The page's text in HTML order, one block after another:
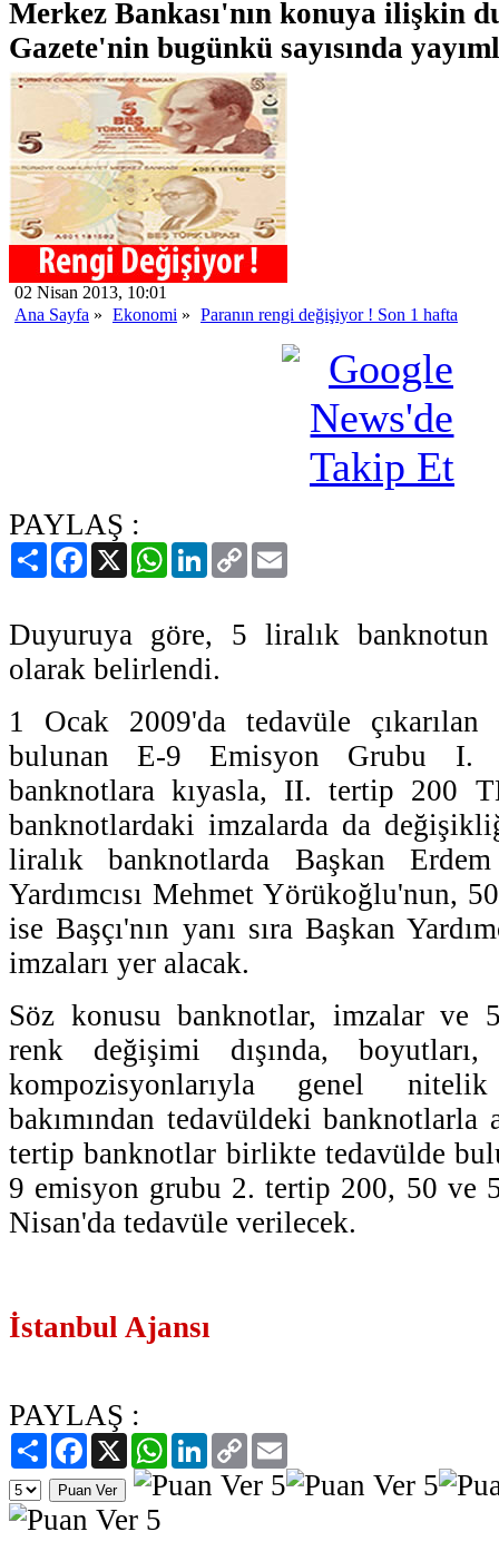
Merkez Bankası'nın konuya ilişkin
Gazete'nin bugünkü sayısında
02 Nisan 2013, 10:01
Ana Sayfa » Ekonomi » Paranın rengi değişiyor ! Son 1 hafta
PAYLAŞ :
PaylaşFacebook
X WhatsAppLinkedIn
Copy
Link
Duyuruya göre, 5 liralık
olarak belirlendi.
1 Ocak 2009'da tedavüle
bulunan E-9 Emisyon Grubu I.
banknotlara kıyasla, II. tertip
banknotlardaki imzalarda da
liralık banknotlarda Başkan
Yardımcısı Mehmet Yörükoğlu'nun,
ise Başçı'nın yanı sıra Başkan
imzaları yer alacak.
Söz konusu banknotlar, imzalar ve
renk değişimi dışında,
kompozisyonlarıyla genel
bakımından tedavüldeki
tertip banknotlar birlikte tedavülde
9 emisyon grubu 2. tertip 200, 50 ve
Nisan'da tedavüle verilecek.
İstanbul Ajansı
PAYLAŞ :
PaylaşFacebook
X WhatsAppLinkedIn
Copy
Link